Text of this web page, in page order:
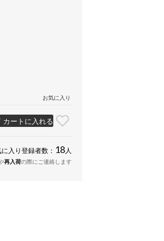
お気に入り
カートに入れる
に入り登録者数： 18 人
再入荷の際にご連絡します